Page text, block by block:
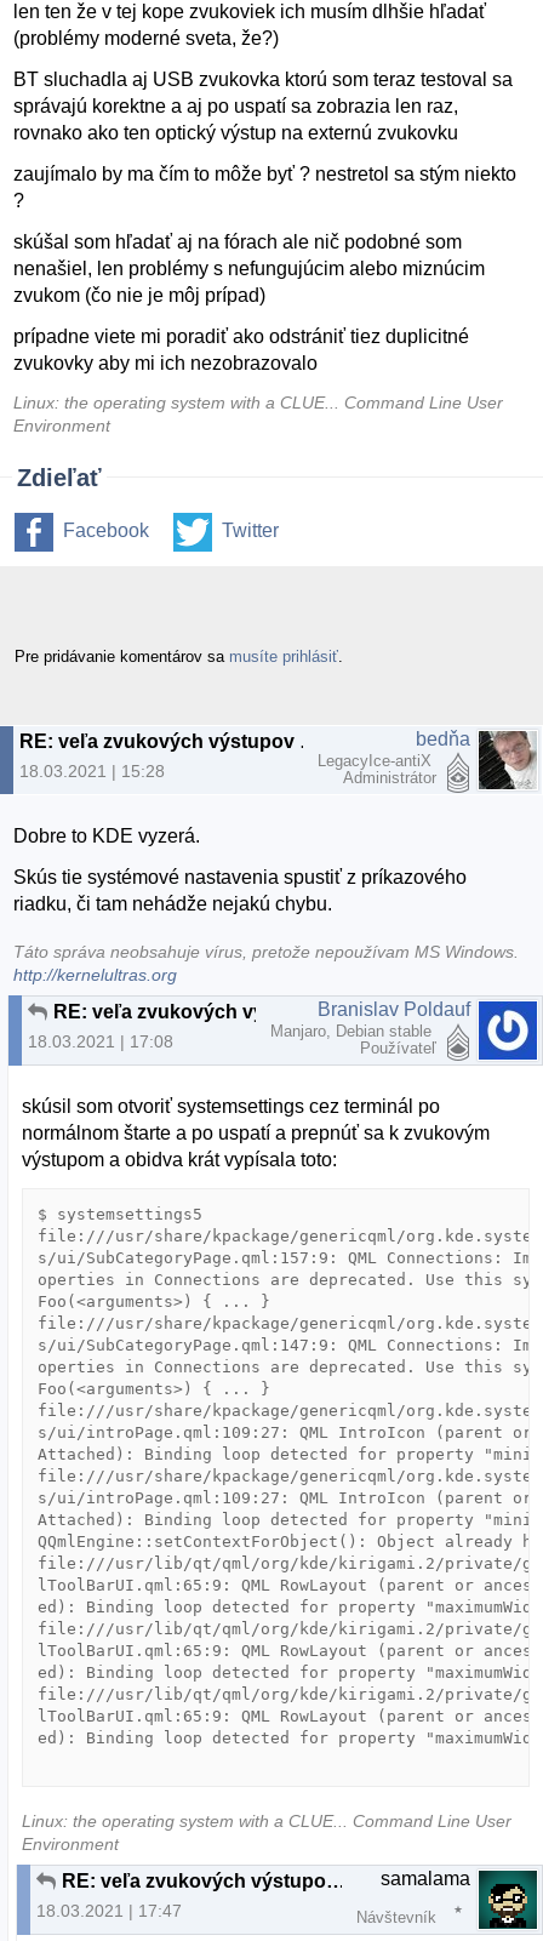
len ten že v tej kope zvukoviek ich musím dlhšie hľadať
(problémy moderné sveta, že?)
BT sluchadla aj USB zvukovka ktorú som teraz testoval sa
správajú korektne a aj po uspatí sa zobrazia len raz,
rovnako ako ten optický výstup na externú zvukovku
zaujímalo by ma čím to môže byť ? nestretol sa stým niekto
?
skúšal som hľadať aj na fórach ale nič podobné som
nenašiel, len problémy s nefungujúcim alebo miznúcim
zvukom (čo nie je môj prípad)
prípadne viete mi poradiť ako odstrániť tiez duplicitné
zvukovky aby mi ich nezobrazovalo
Linux: the operating system with a CLUE... Command Line User
Environment
Zdieľať
Facebook Twitter
Pre pridávanie komentárov sa musíte prihlásiť
RE: veľa zvukových výstupov (duplicitných)
18.03.2021 | 15:28
bedňa
LegacyIce-antiX
Administrátor
Dobre to KDE vyzerá.
Skús tie systémové nastavenia spustiť z príkazového
riadku, či tam nehádže nejakú chybu.
Táto správa neobsahuje vírus, pretože nepoužívam MS Windows.
http://kernelultras.org
RE: veľa zvukových výstupov (duplicitných)
18.03.2021 | 17:08
Branislav Poldauf
Manjaro, Debian stable
Používateľ
skúsil som otvoriť systemsettings cez terminál po
normálnom štarte a po uspatí a prepnúť sa k zvukovým
výstupom a obidva krát vypísala toto:
$ systemsettings5
file:///usr/share/kpackage/genericqml/
s/ui/SubCategoryPage.qml:157:9: QML Connections:
operties in Connections are deprecated. Use this
Foo(<arguments>) { ... }
file:///usr/share/kpackage/genericqml/
s/ui/SubCategoryPage.qml:147:9: QML Connections:
operties in Connections are deprecated. Use this
Foo(<arguments>) { ... }
file:///usr/share/kpackage/genericqml/
s/ui/introPage.qml:109:27: QML IntroIcon (parent or
Attached): Binding loop detected for property
file:///usr/share/kpackage/genericqml/
s/ui/introPage.qml:109:27: QML IntroIcon (parent or
Attached): Binding loop detected for property
QQmlEngine::setContextForObject(): Object already
file:///usr/lib/qt/qml/org/kde/kirigami.2/private/
lToolBarUI.qml:65:9: QML RowLayout (parent or
ed): Binding loop detected for property
file:///usr/lib/qt/qml/org/kde/kirigami.2/private/
lToolBarUI.qml:65:9: QML RowLayout (parent or
ed): Binding loop detected for property
file:///usr/lib/qt/qml/org/kde/kirigami.2/private/
lToolBarUI.qml:65:9: QML RowLayout (parent or
ed): Binding loop detected for property
Linux: the operating system with a CLUE... Command Line User
Environment
RE: veľa zvukových výstupov (duplicitných)
18.03.2021 | 17:47
samalama
Návštevník